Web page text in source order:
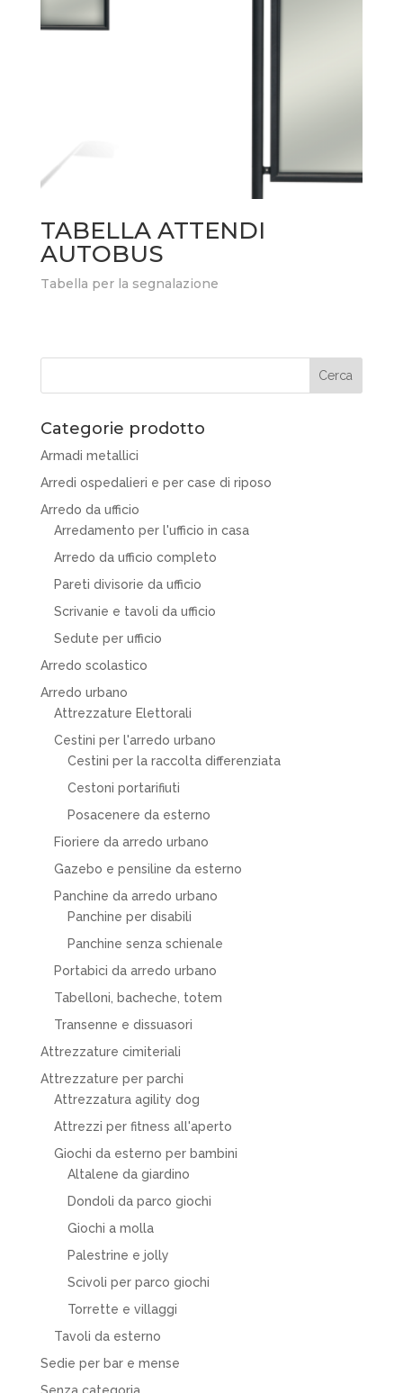
TABELLA ATTENDI
AUTOBUS
Tabella per la segnalazione
Categorie prodotto
Armadi metallici
Arredi ospedalieri e per case di riposo
Arredo da ufficio
Arredamento per l'ufficio in casa
Arredo da ufficio completo
Pareti divisorie da ufficio
Scrivanie e tavoli da ufficio
Sedute per ufficio
Arredo scolastico
Arredo urbano
Attrezzature Elettorali
Cestini per l'arredo urbano
Cestini per la raccolta differenziata
Cestoni portarifiuti
Posacenere da esterno
Fioriere da arredo urbano
Gazebo e pensiline da esterno
Panchine da arredo urbano
Panchine per disabili
Panchine senza schienale
Portabici da arredo urbano
Tabelloni, bacheche, totem
Transenne e dissuasori
Attrezzature cimiteriali
Attrezzature per parchi
Attrezzatura agility dog
Attrezzi per fitness all'aperto
Giochi da esterno per bambini
Altalene da giardino
Dondoli da parco giochi
Giochi a molla
Palestrine e jolly
Scivoli per parco giochi
Torrette e villaggi
Tavoli da esterno
Sedie per bar e mense